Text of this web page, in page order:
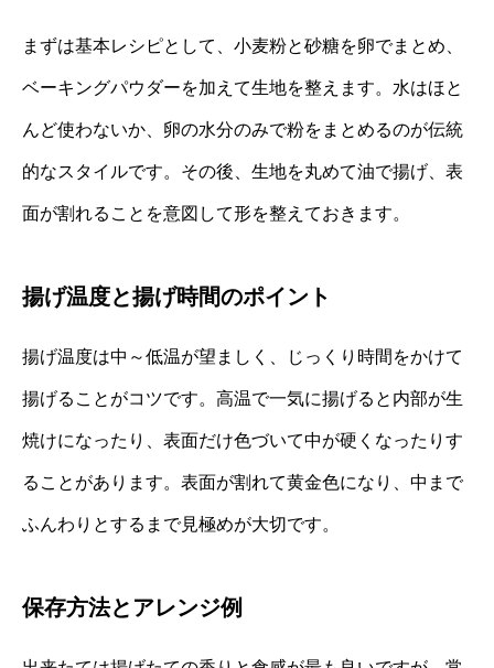
まずは基本レシピとして、小麦粉と砂糖を卵でまとめ、
ベーキングパウダーを加えて生地を整えます。水はほと
んど使わないか、卵の水分のみで粉をまとめるのが伝統
的なスタイルです。その後、生地を丸めて油で揚げ、表
面が割れることを意図して形を整えておきます。
揚げ温度と揚げ時間のポイント
揚げ温度は中～低温が望ましく、じっくり時間をかけて
揚げることがコツです。高温で一気に揚げると内部が生
焼けになったり、表面だけ色づいて中が硬くなったりす
ることがあります。表面が割れて黄金色になり、中まで
ふんわりとするまで見極めが大切です。
保存方法とアレンジ例